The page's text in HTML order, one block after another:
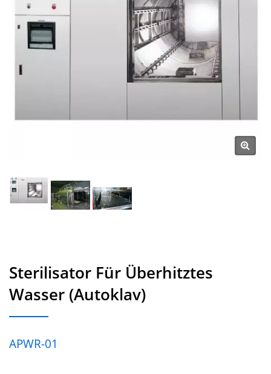
Sterilisator Für Überhitztes
Wasser (Autoklav)
APWR-01